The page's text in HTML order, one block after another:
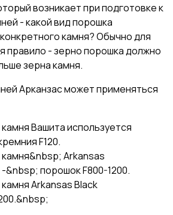
возникает при подготовке к
- какой вид порошка
камня? Обычно для
правило - зерно порошка должно
зерна камня.
Арканзас может применяться
Вашита используется
F120.
Arkansas
порошок F800-1200.
Arkansas Black